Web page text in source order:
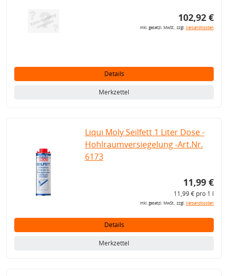
102,92 €
inkl. gesetzl. MwSt., zzgl.Versandkosten
Details
Merkzettel
Liqui Moly Seilfett 1 Liter Dose -
Hohlraumversiegelung -Art.Nr.
6173
11,99 €
11,99 € pro 1 l
inkl. gesetzl. MwSt., zzgl.Versandkosten
Details
Merkzettel